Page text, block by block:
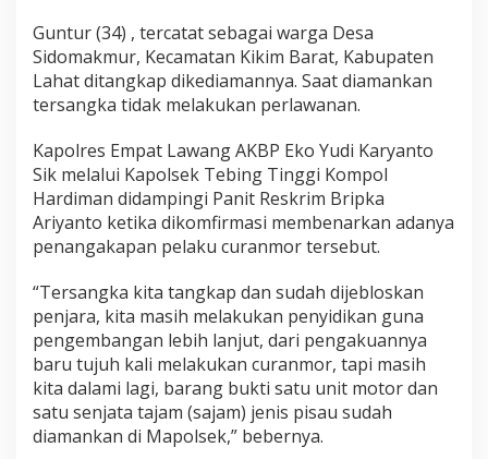
Guntur (34) , tercatat sebagai warga Desa
Sidomakmur, Kecamatan Kikim Barat, Kabupaten
Lahat ditangkap dikediamannya. Saat diamankan
tersangka tidak melakukan perlawanan.
Kapolres Empat Lawang AKBP Eko Yudi Karyanto
Sik melalui Kapolsek Tebing Tinggi Kompol
Hardiman didampingi Panit Reskrim Bripka
Ariyanto ketika dikomfirmasi membenarkan adanya
penangakapan pelaku curanmor tersebut.
“Tersangka kita tangkap dan sudah dijebloskan
penjara, kita masih melakukan penyidikan guna
pengembangan lebih lanjut, dari pengakuannya
baru tujuh kali melakukan curanmor, tapi masih
kita dalami lagi, barang bukti satu unit motor dan
satu senjata tajam (sajam) jenis pisau sudah
diamankan di Mapolsek,” bebernya.